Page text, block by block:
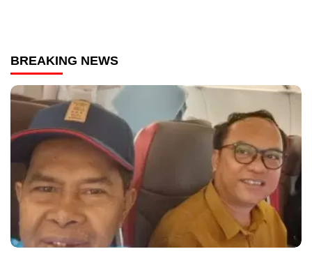
BREAKING NEWS